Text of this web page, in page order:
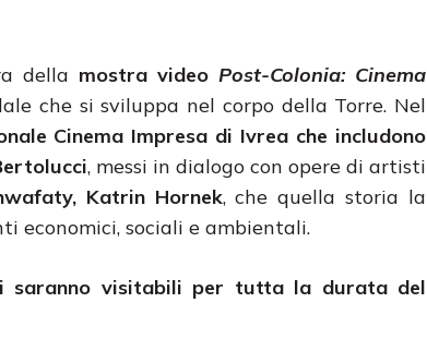
della mostra video Post-Colonia: Cinema
che si sviluppa nel corpo della Torre. Nel
Cinema Impresa di Ivrea che includono
, messi in dialogo con opere di artisti
Katrin Hornek, che quella storia la
economici, sociali e ambientali.
saranno visitabili per tutta la durata del